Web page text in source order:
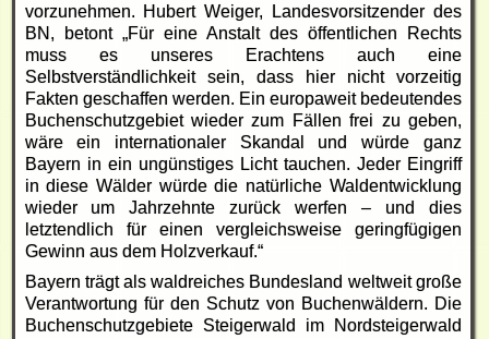
vorzunehmen. Hubert Weiger, Landesvorsitzender des
BN, betont „Für eine Anstalt des öffentlichen Rechts
muss es unseres Erachtens auch eine
Selbstverständlichkeit sein, dass hier nicht vorzeitig
Fakten geschaffen werden. Ein europaweit bedeutendes
Buchenschutzgebiet wieder zum Fällen frei zu geben,
wäre ein internationaler Skandal und würde ganz
Bayern in ein ungünstiges Licht tauchen. Jeder Eingriff
in diese Wälder würde die natürliche Waldentwicklung
wieder um Jahrzehnte zurück werfen – und dies
letztendlich für einen vergleichsweise geringfügigen
Gewinn aus dem Holzverkauf.“
Bayern trägt als waldreiches Bundesland weltweit große
Verantwortung für den Schutz von Buchenwäldern. Die
Buchenschutzgebiete Steigerwald im Nordsteigerwald